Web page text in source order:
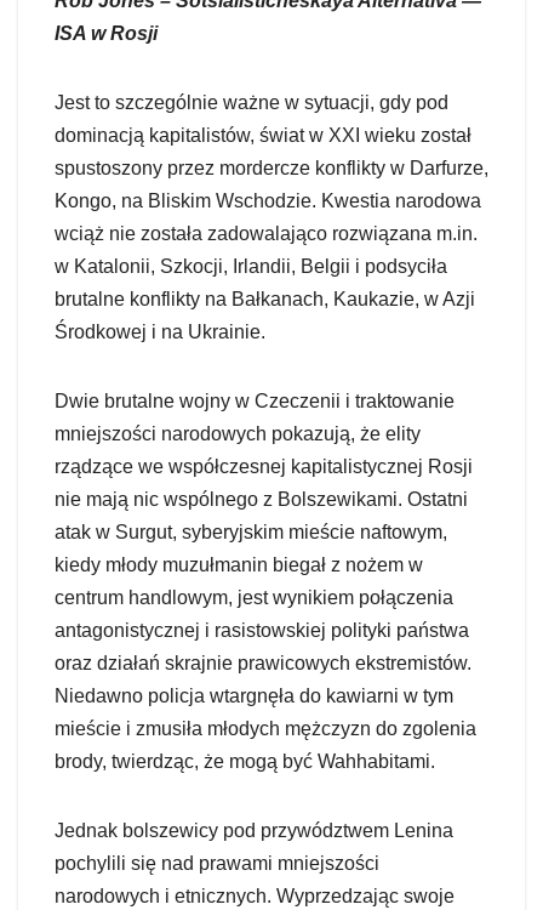
ISA w Rosji
Jest to szczególnie ważne w sytuacji, gdy pod
dominacją kapitalistów, świat w XXI wieku został
spustoszony przez mordercze konflikty w Darfurze,
Kongo, na Bliskim Wschodzie. Kwestia narodowa
wciąż nie została zadowalająco rozwiązana m.in.
w Katalonii, Szkocji, Irlandii, Belgii i podsyciła
brutalne konflikty na Bałkanach, Kaukazie, w Azji
Środkowej i na Ukrainie.
Dwie brutalne wojny w Czeczenii i traktowanie
mniejszości narodowych pokazują, że elity
rządzące we współczesnej kapitalistycznej Rosji
nie mają nic wspólnego z Bolszewikami. Ostatni
atak w Surgut, syberyjskim mieście naftowym,
kiedy młody muzułmanin biegał z nożem w
centrum handlowym, jest wynikiem połączenia
antagonistycznej i rasistowskiej polityki państwa
oraz działań skrajnie prawicowych ekstremistów.
Niedawno policja wtargnęła do kawiarni w tym
mieście i zmusiła młodych mężczyzn do zgolenia
brody, twierdząc, że mogą być Wahhabitami.
Jednak bolszewicy pod przywództwem Lenina
pochylili się nad prawami mniejszości
narodowych i etnicznych. Wyprzedzając swoje